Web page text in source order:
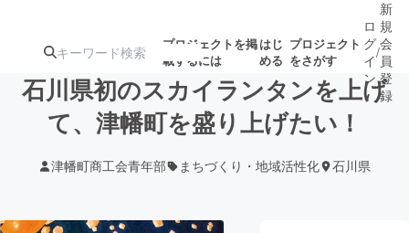
プロジェクトを掲
載するには
はじ
める
プロジェクト
をさがす
人気のプロ
ジェクト
注目のリ
ターン
注目の新着プロ
ジェクト
募集終了が近いプ
ロジェクト
もうすぐ公開
されます
ロ
グ
イ
ン
/
新
規
会
員
登
録
石川県初のスカイランタンを上げ
て、津幡町を盛り上げたい！
津幡町商工会青年部 まちづくり・地域活性化 石川県